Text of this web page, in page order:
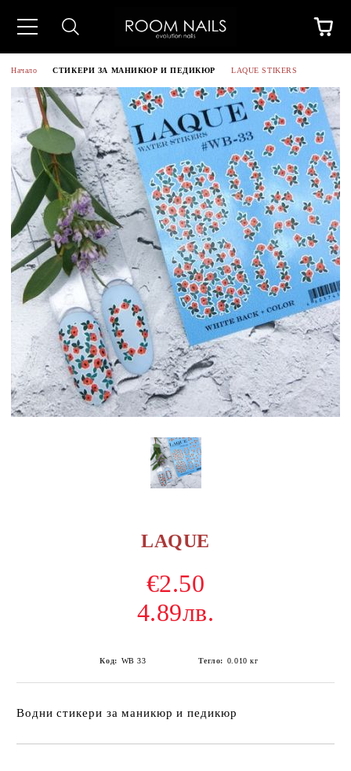
Начало СТИКЕРИ ЗА МАНИКЮР И ПЕДИКЮР LAQUE STIKERS
LAQUE
€2.50
4.89лв.
Код: WB 33 Тегло: 0.010 кг
Водни стикери за маникюр и педикюр